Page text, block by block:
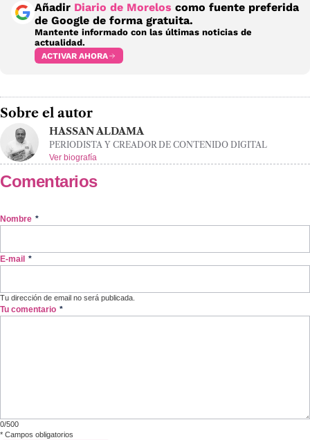
Añadir Diario de Morelos como fuente preferida
de Google de forma gratuita.
Mantente informado con las últimas noticias de
actualidad.
ACTIVAR AHORA
Sobre el autor
HASSAN ALDAMA
PERIODISTA Y CREADOR DE CONTENIDO DIGITAL
Ver biografía
Comentarios
Nombre *
E-mail *
Tu dirección de email no será publicada.
Tu comentario *
0/500
* Campos obligatorios